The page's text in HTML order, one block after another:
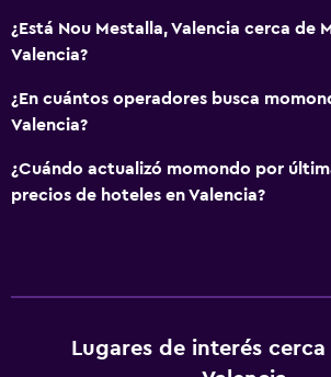
Cortina
Zona de estar
Sofá
Vista a la ciudad
¿Está Nou Mestalla, Valencia cerca de
Valencia?
¿En cuántos operadores busca
Valencia?
¿Cuándo actualizó momondo por
precios de hoteles en Valencia?
Lugares de interés cerca